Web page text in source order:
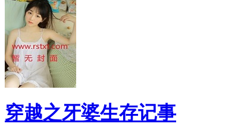
穿越之牙婆生存记事